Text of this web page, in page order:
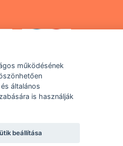
Ár ÁFA nélkül:
s.r.o., Urbánkova 16, 080 01
350 4714
működésének
általános
is használják
beállítása